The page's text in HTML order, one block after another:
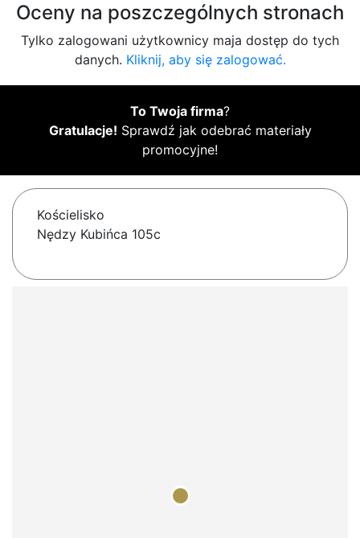
Oceny na poszczególnych stronach
Tylko zalogowani użytkownicy maja dostęp do tych
danych. Kliknij, aby się zalogować.
To Twoja firma?
Gratulacje! Sprawdź jak odebrać materiały
promocyjne!
Kościelisko
Nędzy Kubińca 105c